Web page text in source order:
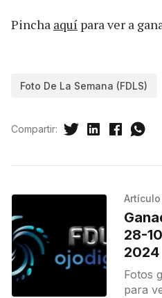
Pincha aquí para ver a
Foto De La Semana (FDLS)
Compartir:
28-
2024
Fotos
para